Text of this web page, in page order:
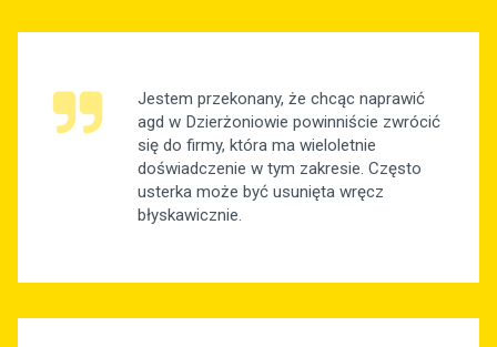
Jestem przekonany, że chcąc naprawić
agd w Dzierżoniowie powinniście zwrócić
się do firmy, która ma wieloletnie
doświadczenie w tym zakresie. Często
usterka może być usunięta wręcz
błyskawicznie.